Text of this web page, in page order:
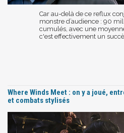
Car au-delà de ce reflux
monstre d’audience : 90
cumulés, avec une
c'est effectivement un
Where Winds Meet : on y a joué,
et combats stylisés